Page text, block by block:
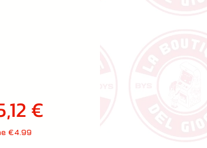
regolare
€
€4.99